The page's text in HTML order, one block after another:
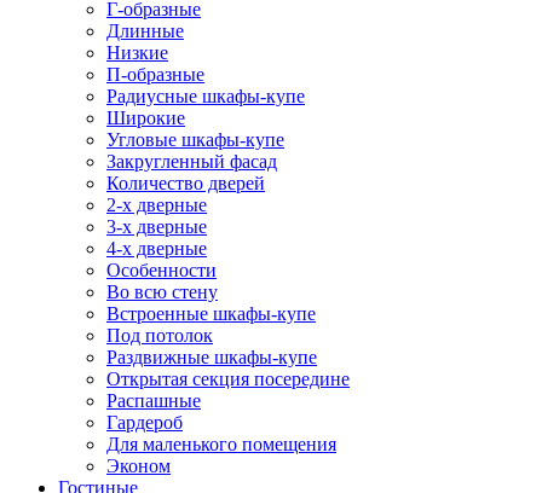
Г-образные
Длинные
Низкие
П-образные
Радиусные шкафы-купе
Широкие
Угловые шкафы-купе
Закругленный фасад
Количество дверей
2-х дверные
3-х дверные
4-х дверные
Особенности
Во всю стену
Встроенные шкафы-купе
Под потолок
Раздвижные шкафы-купе
Открытая секция посередине
Распашные
Гардероб
Для маленького помещения
Эконом
Гостиные